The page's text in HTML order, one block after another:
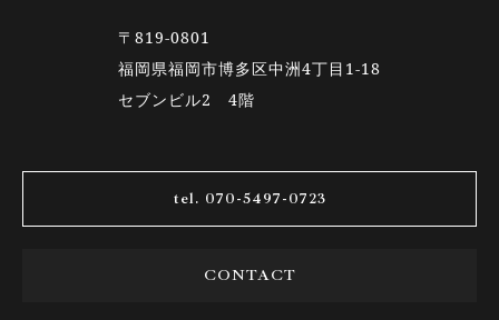
〒819-0801
福岡県福岡市博多区中洲4丁目1-18
セブンビル2 4階
tel. 070-5497-0723
CONTACT